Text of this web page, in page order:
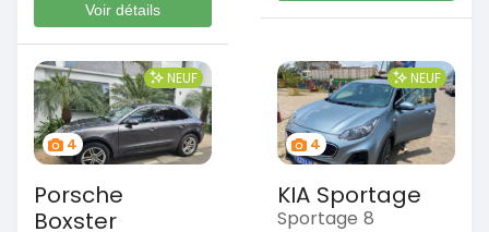
Voir détails
4
NEUF
Porsche
Boxster
4
NEUF
KIA Sportage
Sportage 8